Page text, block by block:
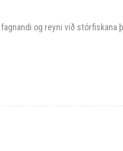
og reyni við stórfiskana